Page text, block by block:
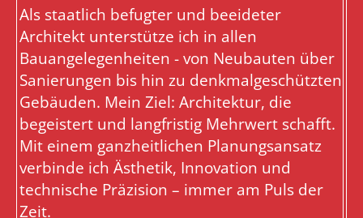
Als staatlich befugter und beeideter
Architekt unterstütze ich in allen
Bauangelegenheiten - von Neubauten über
Sanierungen bis hin zu denkmalgeschützten
Gebäuden. Mein Ziel: Architektur, die
begeistert und langfristig Mehrwert schafft.
Mit einem ganzheitlichen Planungsansatz
verbinde ich Ästhetik, Innovation und
technische Präzision – immer am Puls der
Zeit.